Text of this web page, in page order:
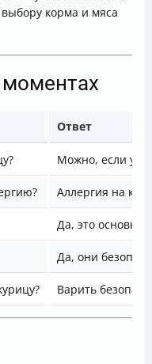
корма и мяса
Ответ
Можно, если
Аллергия на
Да, это
Да, они
Варить